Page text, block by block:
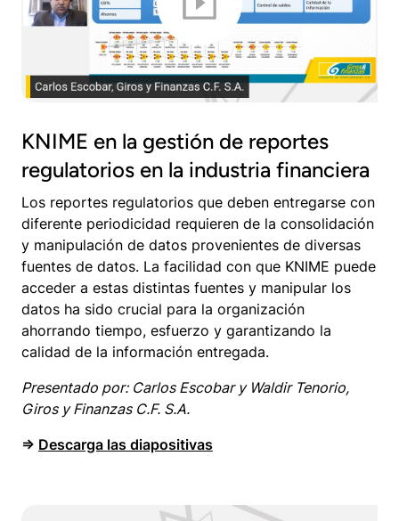
KNIME en la gestión de reportes
regulatorios en la industria financiera
Los reportes regulatorios que deben entregarse con
diferente periodicidad requieren de la consolidación
y manipulación de datos provenientes de diversas
fuentes de datos. La facilidad con que KNIME puede
acceder a estas distintas fuentes y manipular los
datos ha sido crucial para la organización
ahorrando tiempo, esfuerzo y garantizando la
calidad de la información entregada.
Presentado por: Carlos Escobar y Waldir Tenorio,
Giros y Finanzas C.F. S.A.
⇒ Descarga las diapositivas